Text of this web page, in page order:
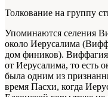
Толкование на группу
Упоминаются селения
около Иерусалима
дом фиников). Виффагия
от Иерусалима, то есть
была одним из
время Пасхи, когда